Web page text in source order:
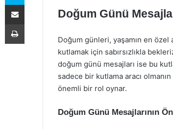
Doğum Günü
Doğum günleri, yaşamın en
kutlamak için sabırsızlıkla
doğum günü mesajları ise bu
sadece bir kutlama aracı
önemli bir rol oynar.
Doğum Günü Mesajlarının
E-Posta ile paylaş